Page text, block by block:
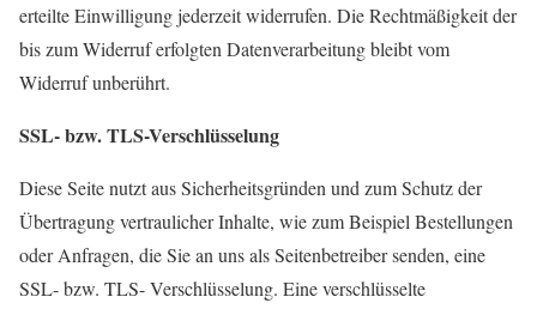
erteilte Einwilligung jederzeit widerrufen. Die Rechtmäßigkeit der
bis zum Widerruf erfolgten Datenverarbeitung bleibt vom
Widerruf unberührt.
SSL- bzw. TLS-Verschlüsselung
Diese Seite nutzt aus Sicherheitsgründen und zum Schutz der
Übertragung vertraulicher Inhalte, wie zum Beispiel Bestellungen
oder Anfragen, die Sie an uns als Seitenbetreiber senden, eine
SSL- bzw. TLS- Verschlüsselung. Eine verschlüsselte